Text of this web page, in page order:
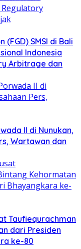
(FGD) SMSI di Bali
Indonesia
Arbitrage dan
II di Nunukan,
Wartawan dan
Taufiequrachman
dari Presiden
ke-80